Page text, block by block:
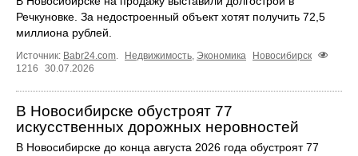
Речкуновке. За недостроенный объект хотят получить 72,5
миллиона рублей.
Источник: Babr24.com. Недвижимость, Экономика
Новосибирск
1216
30.07.2026
В Новосибирске обустроят 77
искусственных дорожных неровностей
В Новосибирске до конца августа 2026 года обустроят 77